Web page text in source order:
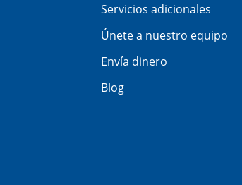
Servicios adicionales
Únete a nuestro equipo
Envía dinero
Blog